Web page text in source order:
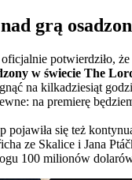
grą
potwierdziło,
w świecie The
na kilkadziesiąt
na premierę
pojawiła się też
ze Skalice i Jana
100 milionów